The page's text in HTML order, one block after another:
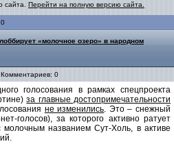
сайта. Перейти на полную версию сайта.
«молочное озеро» в народном
0
голосования в рамках спецпроекта
за главные достопримечательности
не изменились. Это – снежный
голосов), за которого активно ратует
названием Сут-Холь, в активе